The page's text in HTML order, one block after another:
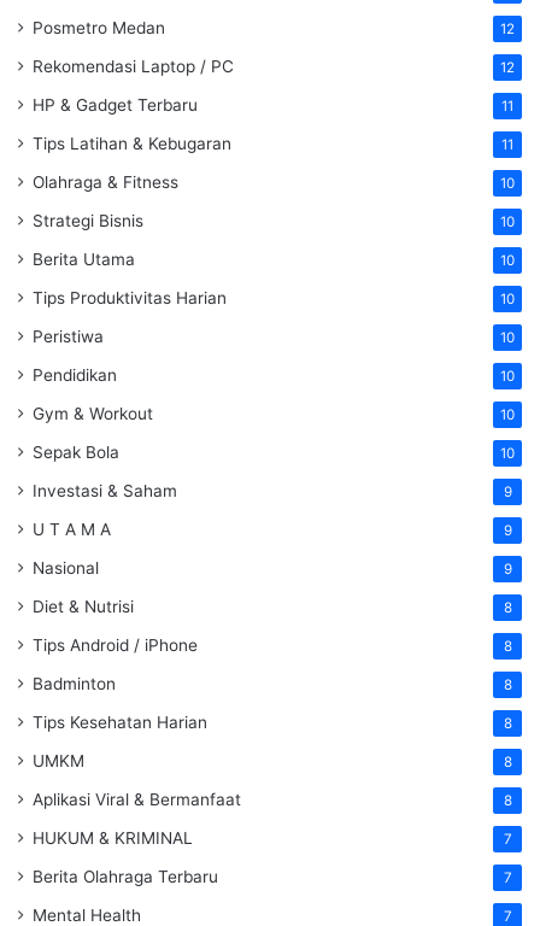
Posmetro Medan 12
Rekomendasi Laptop / PC 12
HP & Gadget Terbaru 11
Tips Latihan & Kebugaran 11
Olahraga & Fitness 10
Strategi Bisnis 10
Berita Utama 10
Tips Produktivitas Harian 10
Peristiwa 10
Pendidikan 10
Gym & Workout 10
Sepak Bola 10
Investasi & Saham 9
U T A M A 9
Nasional 9
Diet & Nutrisi 8
Tips Android / iPhone 8
Badminton 8
Tips Kesehatan Harian 8
UMKM 8
Aplikasi Viral & Bermanfaat 8
HUKUM & KRIMINAL 7
Berita Olahraga Terbaru 7
Mental Health 7